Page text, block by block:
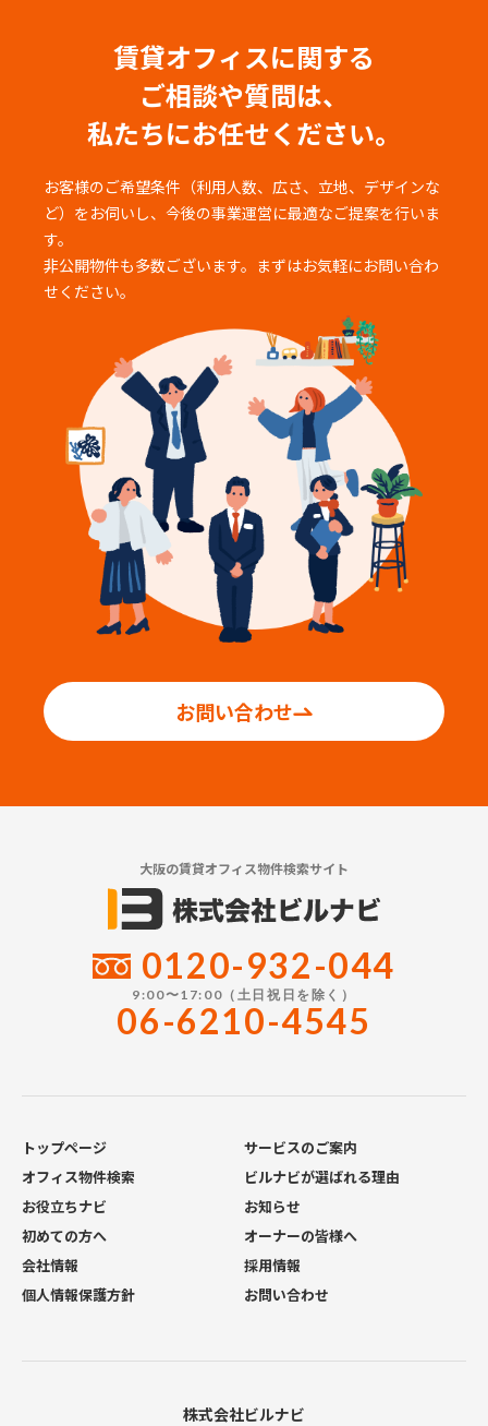
賃貸オフィスに関する
ご相談や質問は、
私たちにお任せください。
お客様のご希望条件（利用人数、広さ、立地、デザインな
ど）をお伺いし、 今後の事業運営に最適なご提案を行いま
す。
非公開物件も多数ございます。まずはお気軽にお問い合わ
せください。
お問い合わせ
大阪の賃貸オフィス物件検索サイト
0120-932-044
9:00〜17:00（土日祝日を除く）
06-6210-4545
トップページ
サービスのご案内
オフィス物件検索
ビルナビが選ばれる理由
お役立ちナビ
お知らせ
初めての方へ
オーナーの皆様へ
会社情報
採用情報
個人情報保護方針
お問い合わせ
株式会社ビルナビ